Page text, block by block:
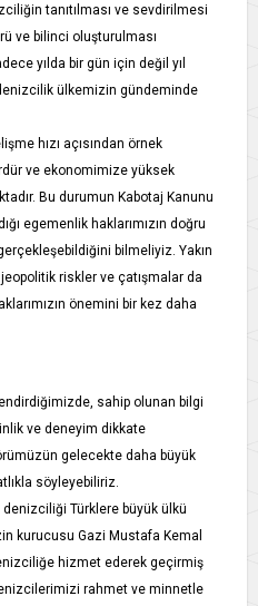
tanıtılması ve sevdirilmesi
ve bilinci oluşturulması
yılda bir gün için değil yıl
ülkemizin gündeminde
hızı açısından örnek
ve ekonomimize yüksek
Bu durumun Kabotaj Kanunu
egemenlik haklarımızın doğru
bilmeliyiz. Yakın
riskler ve çatışmalar da
önemini bir kez daha
sahip olunan bilgi
ve deneyim dikkate
gelecekte daha büyük
söyleyebiliriz.
Türklere büyük ülkü
kurucusu Gazi Mustafa Kemal
hizmet ederek geçirmiş
rahmet ve minnetle